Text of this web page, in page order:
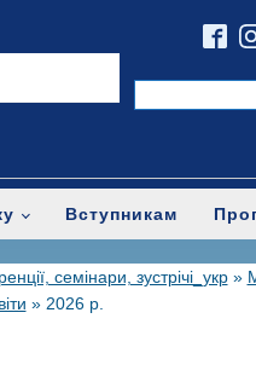
Вступникам
семінари, зустрічі_укр»
» 2026 р.